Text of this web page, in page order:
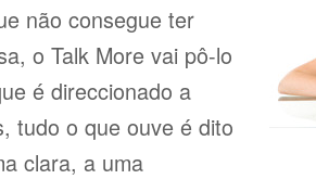
não consegue ter
o Talk More vai pô-lo
é direccionado a
tudo o que ouve é dito
clara, a uma